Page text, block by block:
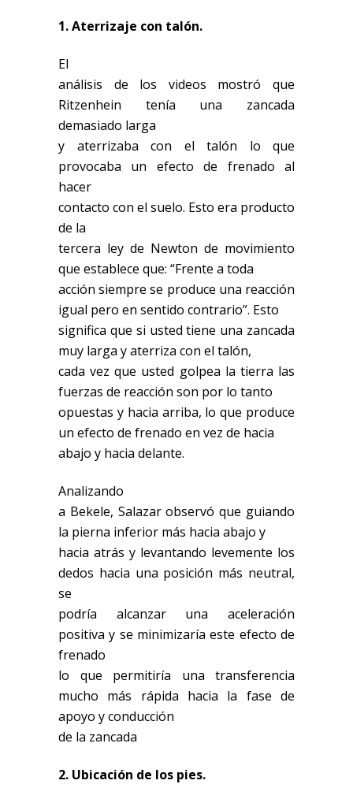
1. Aterrizaje con talón.
El
análisis de los videos mostró que
Ritzenhein tenía una zancada
demasiado larga
y aterrizaba con el talón lo que
provocaba un efecto de frenado al
hacer
contacto con el suelo. Esto era producto
de la
tercera ley de Newton de movimiento
que establece que: “Frente a toda
acción siempre se produce una reacción
igual pero en sentido contrario”. Esto
significa que si usted tiene una zancada
muy larga y aterriza con el talón,
cada vez que usted golpea la tierra las
fuerzas de reacción son por lo tanto
opuestas y hacia arriba, lo que produce
un efecto de frenado en vez de hacia
abajo y hacia delante.
Analizando
a Bekele, Salazar observó que guiando
la pierna inferior más hacia abajo y
hacia atrás y levantando levemente los
dedos hacia una posición más neutral,
se
podría alcanzar una aceleración
positiva y se minimizaría este efecto de
frenado
lo que permitiría una transferencia
mucho más rápida hacia la fase de
apoyo y conducción
de la zancada
2. Ubicación de los pies.